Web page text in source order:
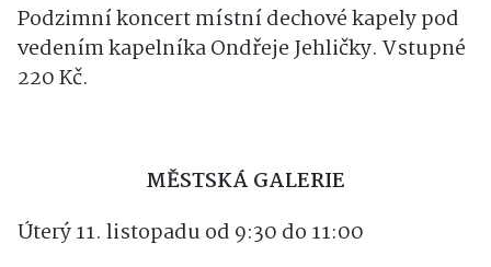
Podzimní koncert místní dechové kapely pod
vedením kapelníka Ondřeje Jehličky. Vstupné
220 Kč.
MĚSTSKÁ GALERIE
Úterý 11. listopadu od 9:30 do 11:00